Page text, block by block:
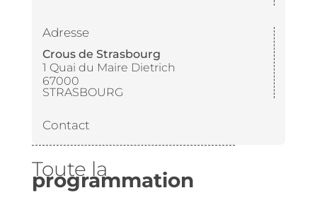
Adresse
Crous de Strasbourg
1 Quai du Maire Dietrich
67000
STRASBOURG
Contact
Toute la
programmation